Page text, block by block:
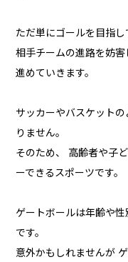
ただ単にゴールを目指し
相手チームの進路を妨
進めていきます。
サッカーやバスケット
りません。
そのため、 高齢者や子
ーできるスポーツです。
ゲートボールは年齢や
です。
意外かもしれませんが